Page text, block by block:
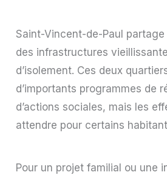
Saint-Vincent-de-Paul
des infrastructures
d’isolement. Ces deux
d’importants programmes de
d’actions sociales, mais les
attendre pour certains
Pour un projet familial ou une